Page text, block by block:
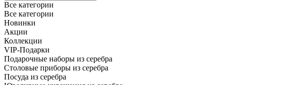
Все категории
Все категории
Новинки
Акции
Коллекции
VIP-Подарки
Подарочные наборы из серебра
Столовые приборы из серебра
Посуда из серебра